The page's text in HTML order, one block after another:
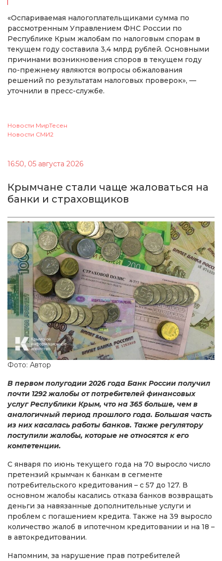
«Оспариваемая налогоплательщиками сумма по
рассмотренным Управлением ФНС России по
Республике Крым жалобам по налоговым спорам в
текущем году составила 3,4 млрд рублей. Основными
причинами возникновения споров в текущем году
по-прежнему являются вопросы обжалования
решений по результатам налоговых проверок», —
уточнили в пресс-службе.
Новости МирТесен
Новости СМИ2
16:50, 05 августа 2026
Крымчане стали чаще жаловаться на
банки и страховщиков
Фото: Автор
В первом полугодии 2026 года Банк России получил
почти 1292 жалобы от потребителей финансовых
услуг Республики Крым, что на 365 больше, чем в
аналогичный период прошлого года. Большая часть
из них касалась работы банков. Также регулятору
поступили жалобы, которые не относятся к его
компетенции.
С января по июнь текущего года на 70 выросло число
претензий крымчан к банкам в сегменте
потребительского кредитования – с 57 до 127. В
основном жалобы касались отказа банков возвращать
деньги за навязанные дополнительные услуги и
проблем с погашением кредита. Также на 39 выросло
количество жалоб в ипотечном кредитовании и на 18 –
в автокредитовании.
Напомним, за нарушение прав потребителей